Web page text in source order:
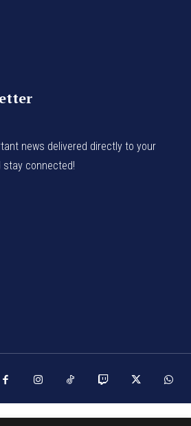
news delivered directly to your
stay connected!